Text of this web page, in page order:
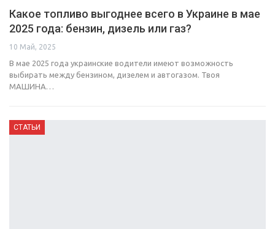
Какое топливо выгоднее всего в Украине в мае
2025 года: бензин, дизель или газ?
10 Май, 2025
В мае 2025 года украинские водители имеют возможность
выбирать между бензином, дизелем и автогазом. Твоя
МАШИНА…
СТАТЬИ